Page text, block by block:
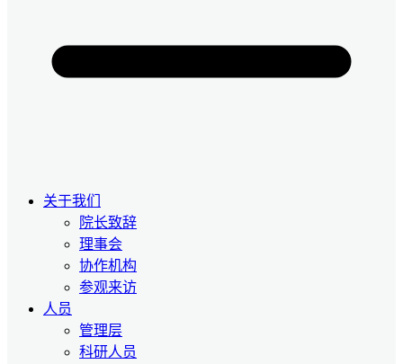
关于我们
院长致辞
理事会
协作机构
参观来访
人员
管理层
科研人员